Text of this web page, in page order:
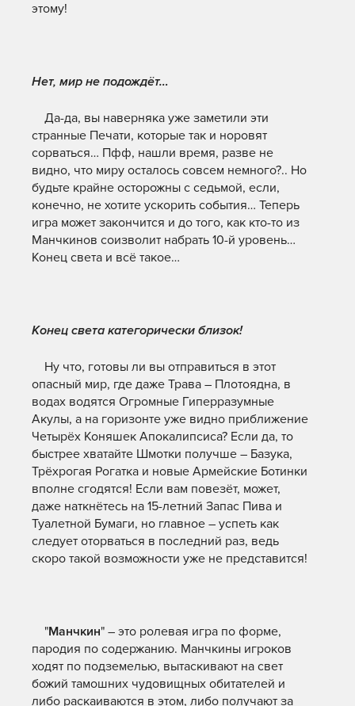
этому!
Нет, мир не подождёт…
Да-да, вы наверняка уже заметили эти
странные Печати, которые так и норовят
сорваться… Пфф, нашли время, разве не
видно, что миру осталось совсем немного?.. Но
будьте крайне осторожны с седьмой, если,
конечно, не хотите ускорить события… Теперь
игра может закончится и до того, как кто-то из
Манчкинов соизволит набрать 10-й уровень…
Конец света и всё такое…
Конец света категорически близок!
Ну что, готовы ли вы отправиться в этот
опасный мир, где даже Трава – Плотоядна, в
водах водятся Огромные Гиперразумные
Акулы, а на горизонте уже видно приближение
Четырёх Коняшек Апокалипсиса? Если да, то
быстрее хватайте Шмотки получше – Базука,
Трёхрогая Рогатка и новые Армейские Ботинки
вполне сгодятся! Если вам повезёт, может,
даже наткнётесь на 15-летний Запас Пива и
Туалетной Бумаги, но главное – успеть как
следует оторваться в последний раз, ведь
скоро такой возможности уже не представится!
"Манчкин" – это ролевая игра по форме,
пародия по содержанию. Манчкины игроков
ходят по подземелью, вытаскивают на свет
божий тамошних чудовищных обитателей и
либо раскаиваются в этом, либо получают за